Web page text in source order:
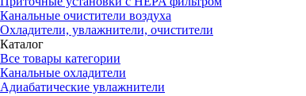
Канальные очистители воздуха
Охладители, увлажнители, очистители
Каталог
Все товары категории
Канальные охладители
Адиабатические увлажнители